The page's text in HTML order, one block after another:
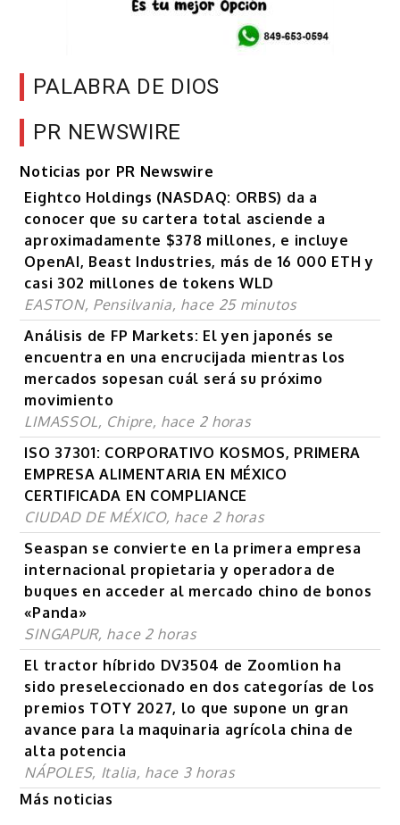
PALABRA DE DIOS
PR NEWSWIRE
Noticias por PR Newswire
Eightco Holdings (NASDAQ: ORBS) da a
conocer que su cartera total asciende a
aproximadamente $378 millones, e incluye
OpenAI, Beast Industries, más de 16 000 ETH y
casi 302 millones de tokens WLD
EASTON, Pensilvania, hace 25 minutos
Análisis de FP Markets: El yen japonés se
encuentra en una encrucijada mientras los
mercados sopesan cuál será su próximo
movimiento
LIMASSOL, Chipre, hace 2 horas
ISO 37301: CORPORATIVO KOSMOS, PRIMERA
EMPRESA ALIMENTARIA EN MÉXICO
CERTIFICADA EN COMPLIANCE
CIUDAD DE MÉXICO, hace 2 horas
Seaspan se convierte en la primera empresa
internacional propietaria y operadora de
buques en acceder al mercado chino de bonos
«Panda»
SINGAPUR, hace 2 horas
El tractor híbrido DV3504 de Zoomlion ha
sido preseleccionado en dos categorías de los
premios TOTY 2027, lo que supone un gran
avance para la maquinaria agrícola china de
alta potencia
NÁPOLES, Italia, hace 3 horas
Más noticias